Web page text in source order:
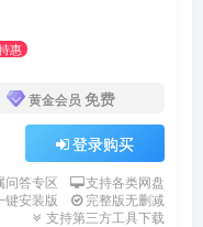
惠
黄金会员 免费
登录购买
问答专区
支持各类网盘
键安装版
完整版无删减
支持第三方工具下载